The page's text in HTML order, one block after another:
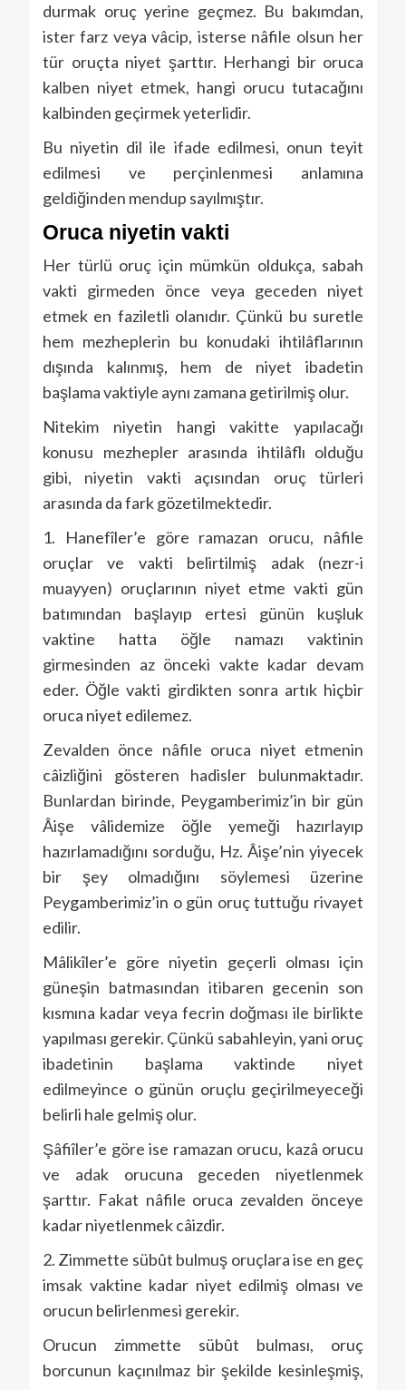
durmak oruç yerine geçmez. Bu bakımdan,
ister farz veya vâcip, isterse nâfile olsun her
tür oruçta niyet şarttır. Herhangi bir oruca
kalben niyet etmek, hangi orucu tutacağını
kalbinden geçirmek yeterlidir.
Bu niyetin dil ile ifade edilmesi, onun teyit
edilmesi ve perçinlenmesi anlamına
geldiğinden mendup sayılmıştır.
Oruca niyetin vakti
Her türlü oruç için mümkün oldukça, sabah
vakti girmeden önce veya geceden niyet
etmek en faziletli olanıdır. Çünkü bu suretle
hem mezheplerin bu konudaki ihtilâflarının
dışında kalınmış, hem de niyet ibadetin
başlama vaktiyle aynı zamana getirilmiş olur.
Nitekim niyetin hangi vakitte yapılacağı
konusu mezhepler arasında ihtilâflı olduğu
gibi, niyetin vakti açısından oruç türleri
arasında da fark gözetilmektedir.
1. Hanefîler’e göre ramazan orucu, nâfile
oruçlar ve vakti belirtilmiş adak (nezr-i
muayyen) oruçlarının niyet etme vakti gün
batımından başlayıp ertesi günün kuşluk
vaktine hatta öğle namazı vaktinin
girmesinden az önceki vakte kadar devam
eder. Öğle vakti girdikten sonra artık hiçbir
oruca niyet edilemez.
Zevalden önce nâfile oruca niyet etmenin
câizliğini gösteren hadisler bulunmaktadır.
Bunlardan birinde, Peygamberimiz’in bir gün
Âişe vâlidemize öğle yemeği hazırlayıp
hazırlamadığını sorduğu, Hz. Âişe’nin yiyecek
bir şey olmadığını söylemesi üzerine
Peygamberimiz’in o gün oruç tuttuğu rivayet
edilir.
Mâlikîler’e göre niyetin geçerli olması için
güneşin batmasından itibaren gecenin son
kısmına kadar veya fecrin doğması ile birlikte
yapılması gerekir. Çünkü sabahleyin, yani oruç
ibadetinin başlama vaktinde niyet
edilmeyince o günün oruçlu geçirilmeyeceği
belirli hale gelmiş olur.
Şâfiîler’e göre ise ramazan orucu, kazâ orucu
ve adak orucuna geceden niyetlenmek
şarttır. Fakat nâfile oruca zevalden önceye
kadar niyetlenmek câizdir.
2. Zimmette sübût bulmuş oruçlara ise en geç
imsak vaktine kadar niyet edilmiş olması ve
orucun belirlenmesi gerekir.
Orucun zimmette sübût bulması, oruç
borcunun kaçınılmaz bir şekilde kesinleşmiş,